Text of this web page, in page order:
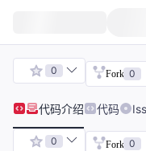
0 Fork 0
代码介绍 代码
0 Fork 0